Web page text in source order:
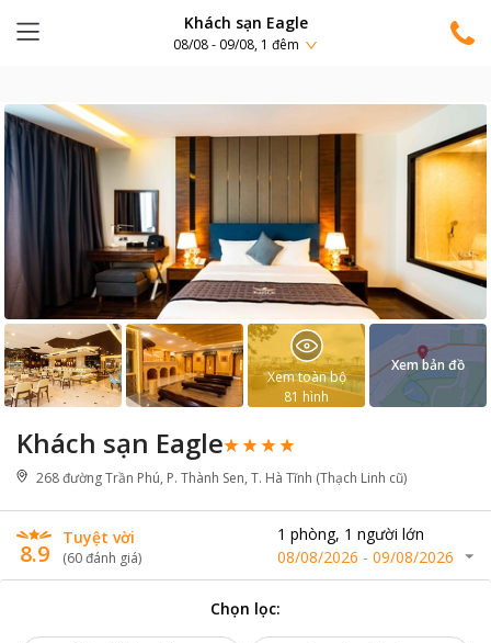
Khách sạn Eagle
08/08 - 09/08, 1 đêm
Khách sạn Eagle
268 đường Trần Phú, P. Thành Sen, T. Hà Tĩnh (Thạch Linh cũ)
8.9
Tuyệt vời
(60đánh giá)
1 phòng, 1 người lớn
08/08/2026 - 09/08/2026
Xem toàn bộ
81 hình
Xem bản đồ
Chọn lọc: